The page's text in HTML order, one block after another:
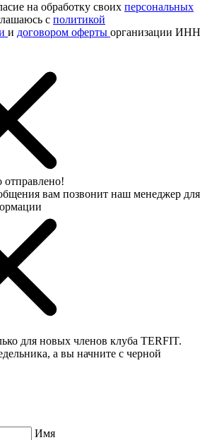
на обработку своих персональных
с политикой
и договором оферты организации ИНН
вам позвонит наш менеджер для
для новых членов клуба TERFIT.
а вы начните с черной
Имя